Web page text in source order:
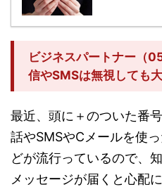
ビジネスパートナー（
信やSMSは無視しても
最近、頭に＋のついた番
話やSMSやCメールを使
どが流行っているので、
メッセージが届くと心配